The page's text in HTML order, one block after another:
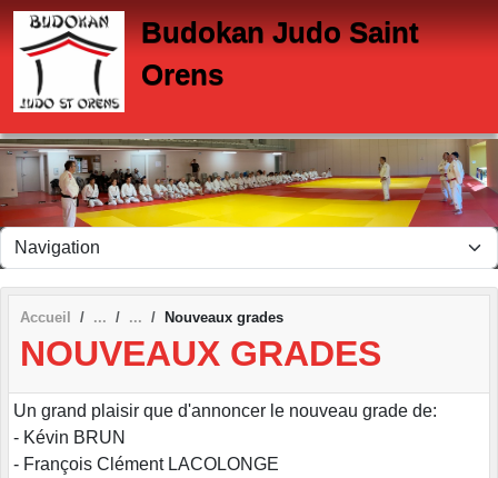
Budokan Judo Saint
Orens
Accueil Nouveaux grades
NOUVEAUX GRADES
Un grand plaisir que d'annoncer le nouveau grade de:
- Kévin BRUN
- François Clément LACOLONGE
Panneau de gestion des cookies